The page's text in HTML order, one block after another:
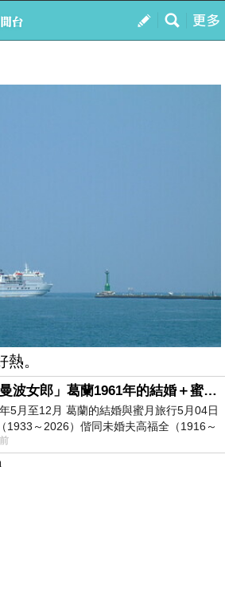
我的
。
AI「曼波女郎」葛蘭1961年的結婚＋蜜月旅行 #戀上老電影 #葛蘭 #粟子
5月至12月 葛蘭的結婚與蜜月旅行5月04日
1933～2026）偕同未婚夫高福全（1916～
乘郵輪赴倫敦6月15日於英國倫敦St.S